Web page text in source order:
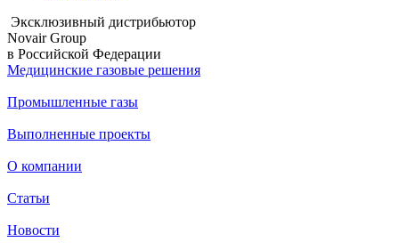
Эксклюзивный дистрибьютор
Novair Group
в Российской Федерации
Медицинские газовыe решения
Промышленные газы
Выполненные проекты
О компании
Статьи
Новости